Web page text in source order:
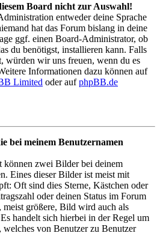
Board nicht zur Auswahl!
entweder deine Sprache
hat das Forum bislang in deine
ggf. einen Board-Administrator, ob
du benötigst, installieren kann. Falls
würden wir uns freuen, wenn du es
Informationen dazu können auf
Limited oder aufphpBB.de
bei meinem Benutzernamen
können zwei Bilder bei deinem
Eines dieser Bilder ist meist mit
Oft sind dies Sterne, Kästchen oder
oder deinen Status im Forum
meist größere, Bild wird auch als
handelt sich hierbei in der Regel um
von Benutzer zu Benutzer